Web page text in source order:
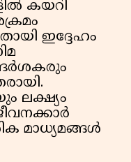
കയറി
ഇദ്ദേഹം
ലക്ഷ്യം
മാധ്യമങ്ങൾ